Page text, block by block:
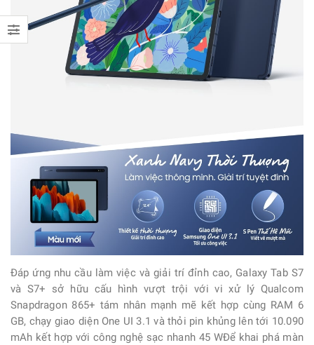
Đáp ứng nhu cầu làm việc và giải trí đỉnh cao, Galaxy Tab S7
và S7+ sở hữu cấu hình vượt trội với vi xử lý Qualcom
Snapdragon 865+ tám nhân mạnh mẽ kết hợp cùng RAM 6
GB, chạy giao diện One UI 3.1 và thỏi pin khủng lên tới 10.090
mAh kết hợp với công nghệ sạc nhanh 45 WĐể khai phá màn